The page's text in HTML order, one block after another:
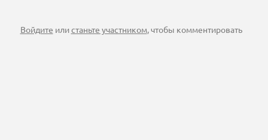
Войдите илистаньте участником, чтобы комментировать